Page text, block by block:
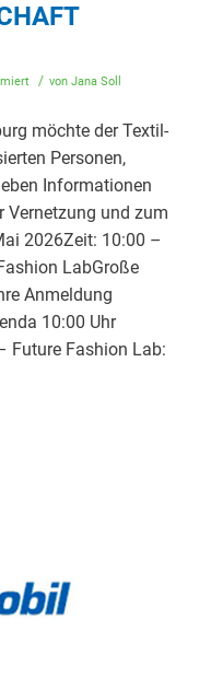
/ von Jana Soll
möchte der Textil-
Personen,
Informationen
Vernetzung und zum
2026Zeit: 10:00 –
LabGroße
Anmeldung
10:00 Uhr
Future Fashion Lab: